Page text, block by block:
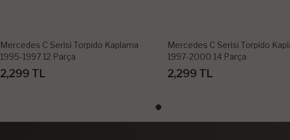
Mercedes C Serisi Torpido Kaplama
1995-1997 12 Parça
2,299 TL
Mercedes C Serisi Torpido
1997-2000 14 Parça
2,299 TL